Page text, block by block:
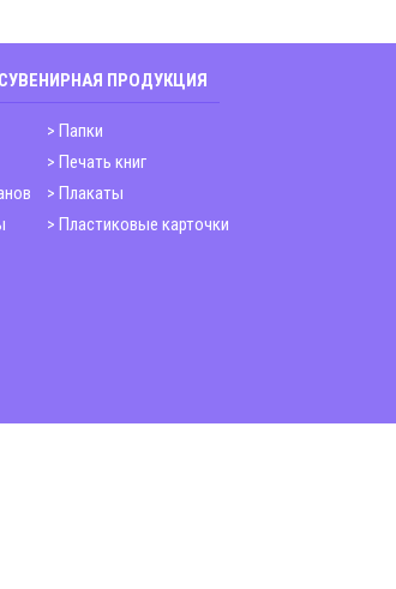
Папки
Печать книг
Плакаты
Пластиковые карточки
СУВЕНИРНАЯ ПРОДУКЦИЯ